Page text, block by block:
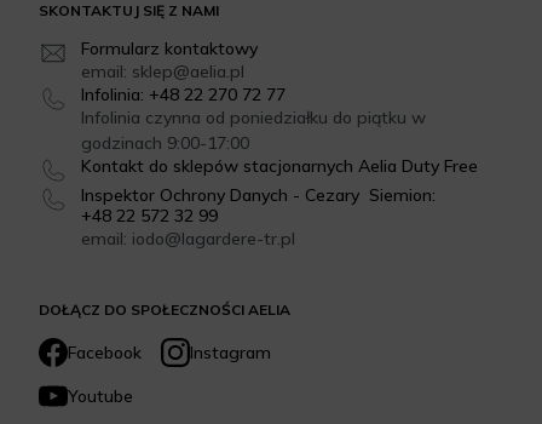
DOŁĄCZ DO SPOŁECZNOŚCI AELIA
Facebook
Instagram
Youtube
SKONTAKTUJ SIĘ Z NAMI
Formularz kontaktowy
email: sklep@aelia.pl
Infolinia: +48 22 270 72 77
Infolinia czynna od poniedziałku do piątku w
godzinach 9:00-17:00
Kontakt do sklepów stacjonarnych Aelia Duty Free
Inspektor Ochrony Danych - Cezary Siemion:
+48 22 572 32 99
email: iodo@lagardere-tr.pl